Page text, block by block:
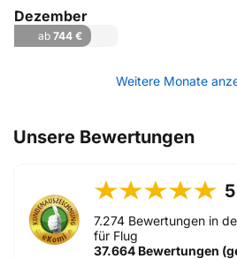
Dezember
ab744 €
Weitere Monate
Unsere Bewertungen
5
7.274 Bewertungen in
für Flug
37.664 Bewertungen